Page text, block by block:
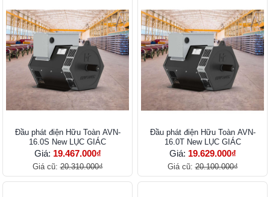
Đầu phát điện Hữu Toàn AVN-
16.0S New LỤC GIÁC
Giá: 19.467.000₫
Giá cũ:20.310.000₫
Đầu phát điện Hữu Toàn AVN-
16.0T New LỤC GIÁC
Giá: 19.629.000₫
Giá cũ:20.100.000₫